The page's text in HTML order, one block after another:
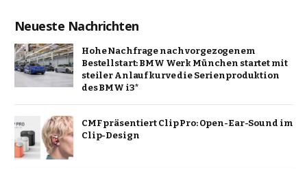
Neueste Nachrichten
Hohe Nachfrage nach vorgezogenem
Bestellstart: BMW Werk München startet mit
steiler Anlaufkurve die Serienproduktion
des BMW i3*
CMF präsentiert Clip Pro: Open-Ear-Sound im
Clip-Design